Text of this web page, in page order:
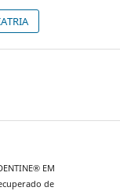
EM
de